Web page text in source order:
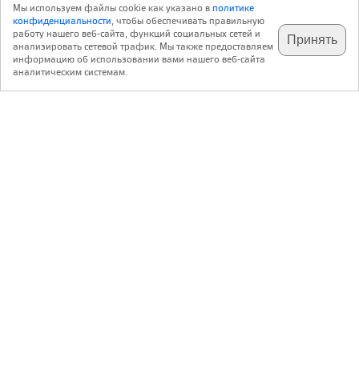
подпишитесь на наш
телеграм @archi_ru
✕
с 20 июля 1999 г.
Мы используем файлы cookie как указано вполитике
конфиденциальности, чтобы обеспечивать правильную
работу нашего веб-сайта, функций социальных сетей и
анализировать сетевой трафик. Мы также предоставляем
информацию об использовании вами нашего веб-сайта
аналитическим системам.
Принять